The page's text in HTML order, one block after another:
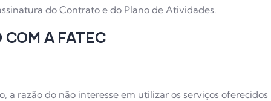
do Contrato e do Plano de Atividades.
COM A FATEC
a razão do não interesse em utilizar os serviços